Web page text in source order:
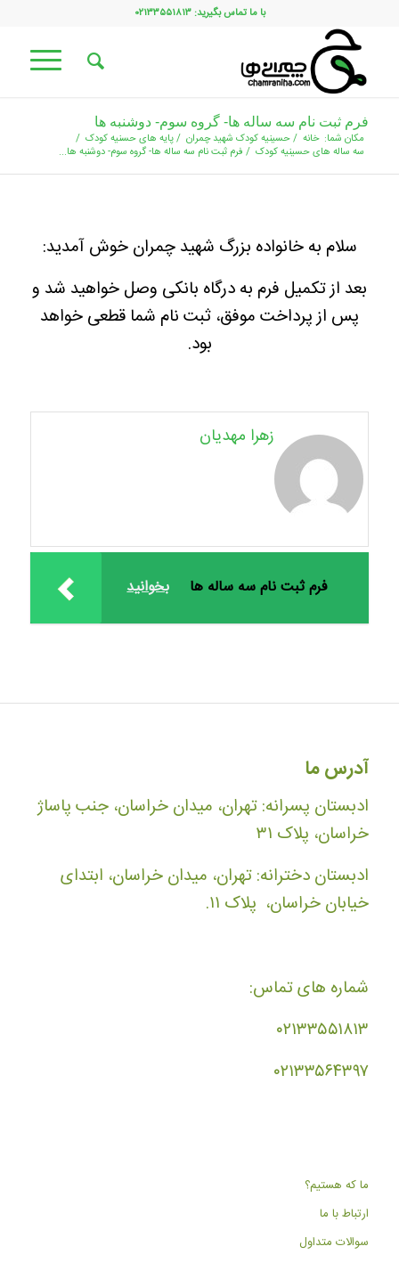
با ما تماس بگیرید: ۰۲۱۳۳۵۵۱۸۱۳
فرم ثبت نام سه ساله ها- گروه سوم- دوشنبه ها
مکان شما: خانه /حسینیه کودک شهید چمران /پایه های حسنیه کودک /
سه ساله های حسینیه کودک / فرم ثبت نام سه ساله ها- گروه سوم- دوشنبه ها...
سلام به خانواده بزرگ شهید چمران خوش آمدید:
بعد از تکمیل فرم به درگاه بانکی وصل خواهید شد و
پس از پرداخت موفق، ثبت نام شما قطعی خواهد
بود.
زهرا مهدیان
بخوانید فرم ثبت نام سه ساله ها
آدرس ما
ادبستان پسرانه: تهران، میدان خراسان، جنب پاساژ
خراسان، پلاک ۳۱
ادبستان دخترانه: تهران، میدان خراسان، ابتدای
خیابان خراسان، پلاک ۱۱.
شماره های تماس:
۰۲۱۳۳۵۵۱۸۱۳
۰۲۱۳۳۵۶۴۳۹۷
ما که هستیم؟
ارتباط با ما
سوالات متداول